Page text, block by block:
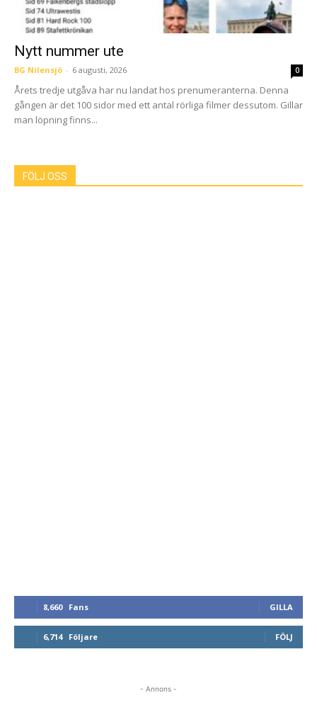
Nytt nummer ute
BG Nilensjö - 6 augusti, 2026 0
Årets tredje utgåva har nu landat hos prenumeranterna. Denna
gången är det 100 sidor med ett antal rörliga filmer dessutom. Gillar
man löpning finns...
FÖLJ OSS
8,660 Fans GILLA
6,714 Följare FÖLJ
- Annons -